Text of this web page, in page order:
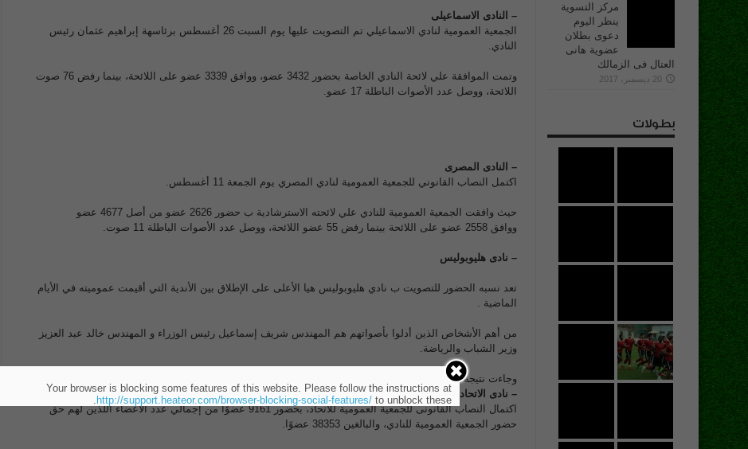
– النادى الاسماعيلى
الجمعية العمومية لنادي الاسماعيلي تم التصويت عليها يوم السبت 26 أغسطس برئاسهة إبراهيم عثمان رئيس
النادي.
وتمت الموافقة علي لائحة النادي الخاصة بحضور 3432 عضو، ووافق 3339 عضو على اللائحة، بينما رفض 76 صوت
اللائحة، ووصل عدد الأصوات الباطلة 17 عضو.
– النادى المصرى
اكتمل النصاب القانوني للجمعية العمومية لنادي المصري يوم الجمعة 11 أغسطس.
حيث وافقت الجمعية العمومية للنادي علي لائحته الاسترشادية ب حضور 2626 عضو من أصل 4677 عضو
ووافق 2558 عضو على اللائحة بينما رفض 55 عضو اللائحة، ووصل عدد الأصوات الباطلة 11 صوت.
– نادى هليوبوليس
تعد نسبه الحضور للتصويت ب نادي هليوبوليس هيا الأعلى على الإطلاق بين الأندية التي أقيمت عموميته في الأيام
الماضية .
من أهم الأشخاص الذين أدلوا بأصواتهم هم المهندس شريف إسماعيل رئيس الوزراء و المهندس خالد عبد العزيز
وزير الشباب والرياضة.
وجاءت نتيجة التصويت بحضور 17329 عضو، ووافق 17273 على اللائحة، بينما رفض 42 عضو اللائحة.
– نادى الاتحاد السكندرى:
اكتمال النصاب القانونى للجمعية العمومية للاتحاد، بحضور 9161 عضوًا من إجمالي عدد الأعضاء اللذين لهم حق
حضور الجمعية العمومية للنادي، والبالغين 38353 عضوًا.
مركز التسوية
ينظر اليوم
دعوى بطلان
عضوية هانى
العتال فى الزمالك
20 ديسمبر، 2017
بطولات
Your browser is blocking some features of this website. Please follow the instructions at
http://support.heateor.com/browser-blocking-social-features/to unblock these.